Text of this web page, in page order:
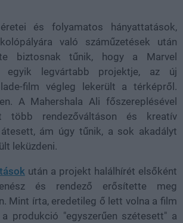
és folyamatos hányattatások,
való száműzetések után
biztosnak tűnik, hogy a Marvel
egyik legvártabb projektje, az új
film végleg lekerült a térképről.
A Mahershala Ali főszereplésével
több rendezőváltáson és kreatív
ám úgy tűnik, a sok akadályt
leküzdeni.
után a projekt halálhírét elsőként
és rendező erősítette meg
Mint írta, eredetileg ő lett volna a film
a produkció "egyszerűen szétesett" a